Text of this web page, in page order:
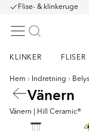
Flise- & klinkeruge
KLINKER FLISER
Hem Indretning
Vänern
Vänern | Hill Ceramic®